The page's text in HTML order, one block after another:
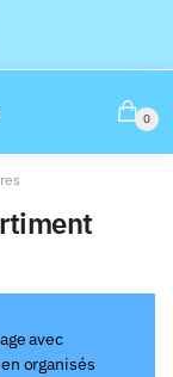
0
avec
organisés